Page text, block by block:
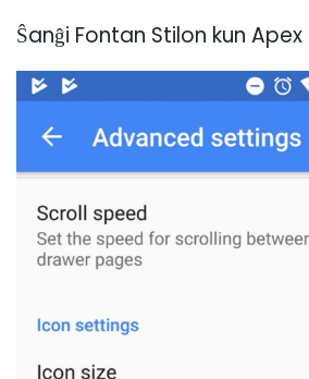
Ŝanĝi Fontan Stilon kun